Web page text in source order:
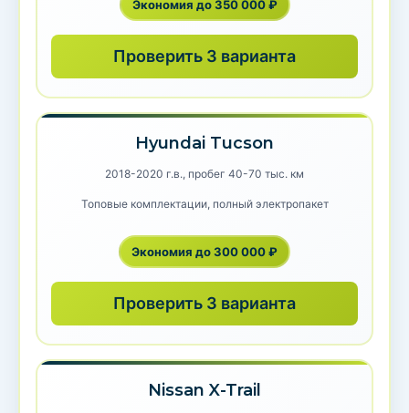
Экономия до 350 000 ₽
Проверить 3 варианта
Hyundai Tucson
2018-2020 г.в., пробег 40-70 тыс. км
Топовые комплектации, полный электропакет
Экономия до 300 000 ₽
Проверить 3 варианта
Nissan X-Trail